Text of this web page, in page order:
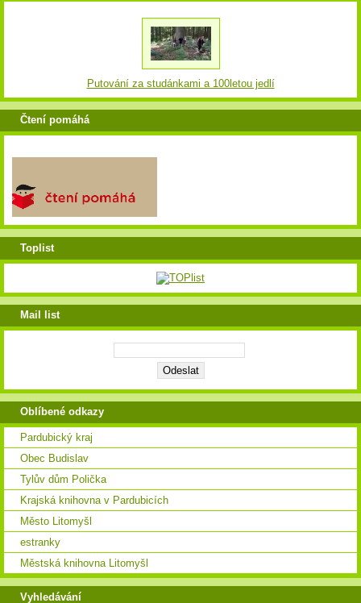
Putování za studánkami a 100letou jedlí
Čtení pomáhá
Toplist
Mail list
Oblíbené odkazy
Pardubický kraj
Obec Budislav
Tylův dům Polička
Krajská knihovna v Pardubicích
Město Litomyšl
estranky
Městská knihovna Litomyšl
Vyhledávání